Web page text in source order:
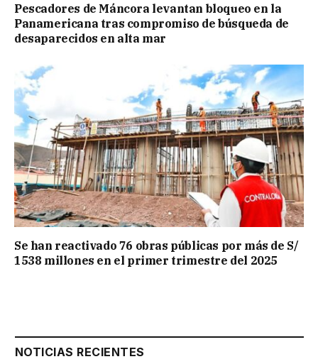
Pescadores de Máncora levantan bloqueo en la
Panamericana tras compromiso de búsqueda de
desaparecidos en alta mar
Se han reactivado 76 obras públicas por más de S/
1538 millones en el primer trimestre del 2025
NOTICIAS RECIENTES